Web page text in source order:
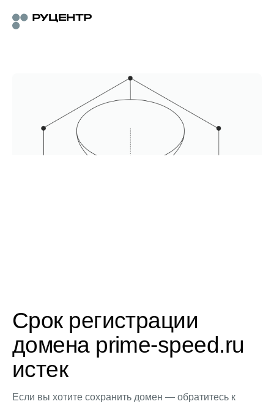
Срок регистрации
домена prime-speed.ru
истек
Если вы хотите сохранить домен — обратитесь к